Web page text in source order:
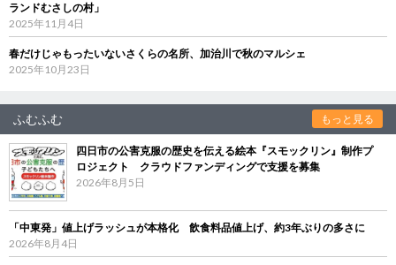
ランドむさしの村」
2025年11月4日
春だけじゃもったいないさくらの名所、加治川で秋のマルシェ
2025年10月23日
ふむふむ もっと見る
四日市の公害克服の歴史を伝える絵本『スモックリン』制作プ
ロジェクト クラウドファンディングで支援を募集
2026年8月5日
「中東発」値上げラッシュが本格化 飲食料品値上げ、約3年ぶりの多さに
2026年8月4日